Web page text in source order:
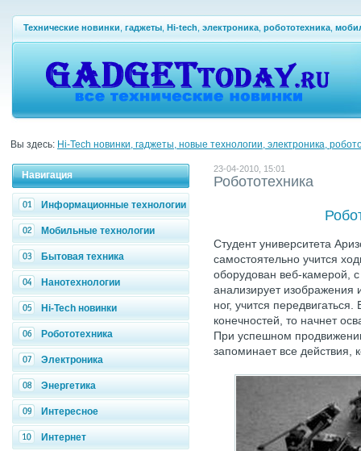
Технические новинки гаджеты Hi-tech электроника робототехника
Вы здесь: Hi-Tech новинки, гаджеты, новые технологии, электроника,
Навигация
Информационные технологии
Мобильные технологии
Бытовая техника
Нанотехнологии
Hi-Tech новинки
Робототехника
Электроника
Энергетика
Интересное
Интернет
23-04-2010, 15:01
Робототехника
Студент университета
самостоятельно учится
оборудован веб-камерой,
анализирует
ног, учится
конечностей, то начнет
При успешном
запоминает все действия,